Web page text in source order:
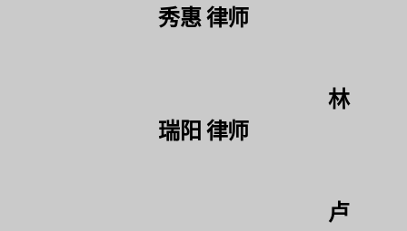
秀惠 律师
林
瑞阳 律师
卢